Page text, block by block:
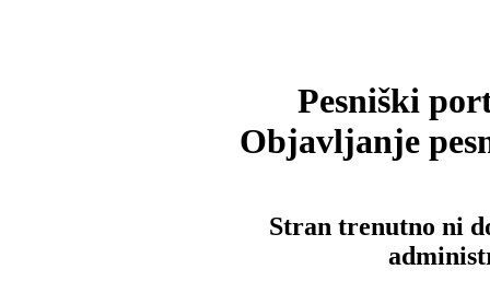
Pesniški
Objavljanje
Stran trenutno ni